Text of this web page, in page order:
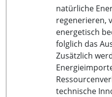
natürliche
regenerieren,
energetisch
folglich das
Zusätzlich
technische